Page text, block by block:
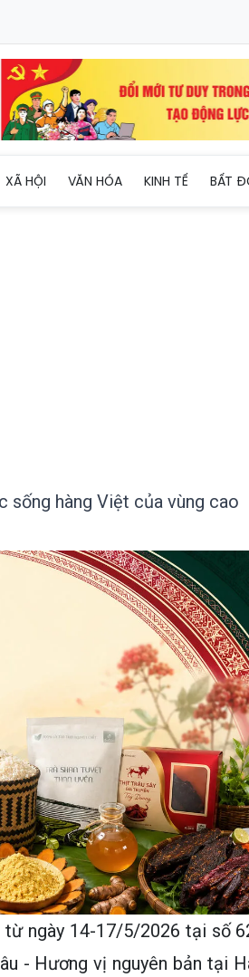
XÃ HỘI VĂN HÓA KINH TẾ BẤT
sống hàng Việt của vùng cao
từ ngày 14-17/5/2026 tại số
- Hương vị nguyên bản tại